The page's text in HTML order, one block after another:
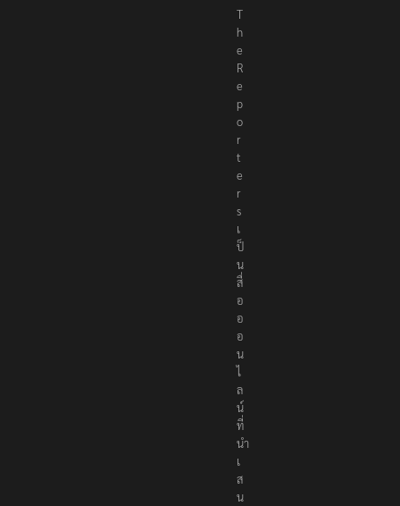
h
e
R
e
p
o
r
t
e
r
s
เ
ป็
น
สื่
อ
อ
อ
น
ไ
ล
น์
ที่
นำ
เ
ส
น
อ